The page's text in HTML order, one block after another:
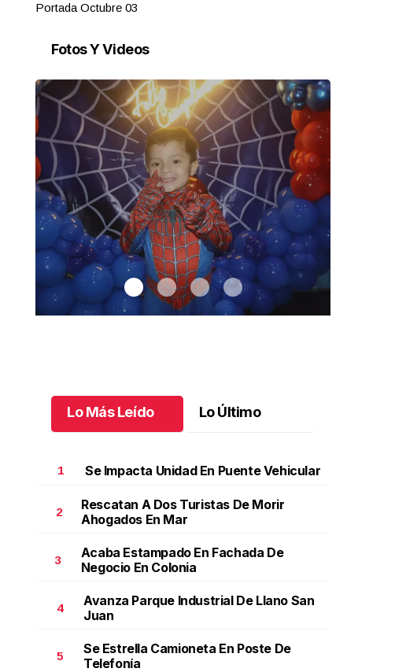
Portada Octubre 03
Fotos Y Videos
Santiago cumplió 3 años .Santiago cumplió 3 años
Lo Más Leído Lo Último
1 Se Impacta Unidad En Puente Vehicular
2
Rescatan A Dos Turistas De Morir
Ahogados En Mar
3
Acaba Estampado En Fachada De
Negocio En Colonia
4
Avanza Parque Industrial De Llano San
Juan
5
Se Estrella Camioneta En Poste De
Telefonía